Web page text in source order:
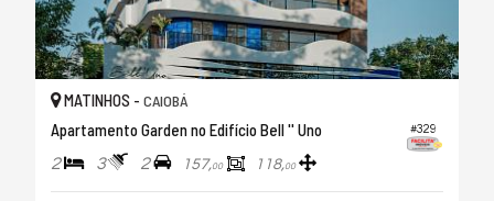
#329
MATINHOS - CAIOBÁ
Apartamento Garden no Edifício Bell '' Uno
2 3 2 157,00 118,00